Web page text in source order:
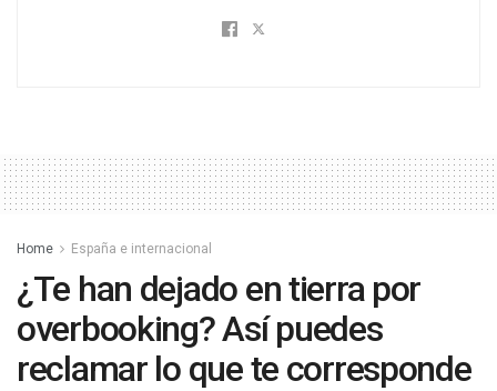
Home España e internacional
¿Te han dejado en tierra por
overbooking? Así puedes
reclamar lo que te corresponde